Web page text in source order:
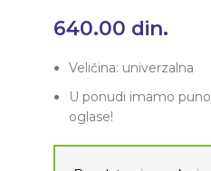
640.00 din.
Veličina: univerzalna
U ponudi imamo
oglase!